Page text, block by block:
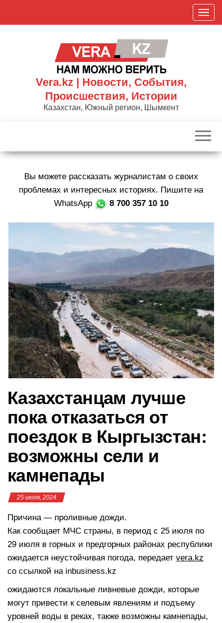
П
о
к
р
г
а
ц
и
ю
Vera.kz | Новости, События,
Происшествия, Истории
Казахстан, Южный регион, Шымкент
Вы можете рассказать журналистам о своих
проблемах и интересных историях. Пишите на
WhatsApp
8 700 357 10 10
Казахстанцам лучше
пока отказаться от
поездок в Кыргызстан:
возможны сели и
камнепады
25 июля, 2024
Причина — проливные дожди.
Как сообщает МЧС страны, в период с 25 июля по
29 июля в горных и предгорных районах республики
ожидается неустойчивая погода, передает vera.kz
со ссылкой на inbusiness.kz
ожидаются локальные ливневые дожди, которые
могут привести к селевым явлениям и подъему
уровней воды в реках, также возможны камнепады,